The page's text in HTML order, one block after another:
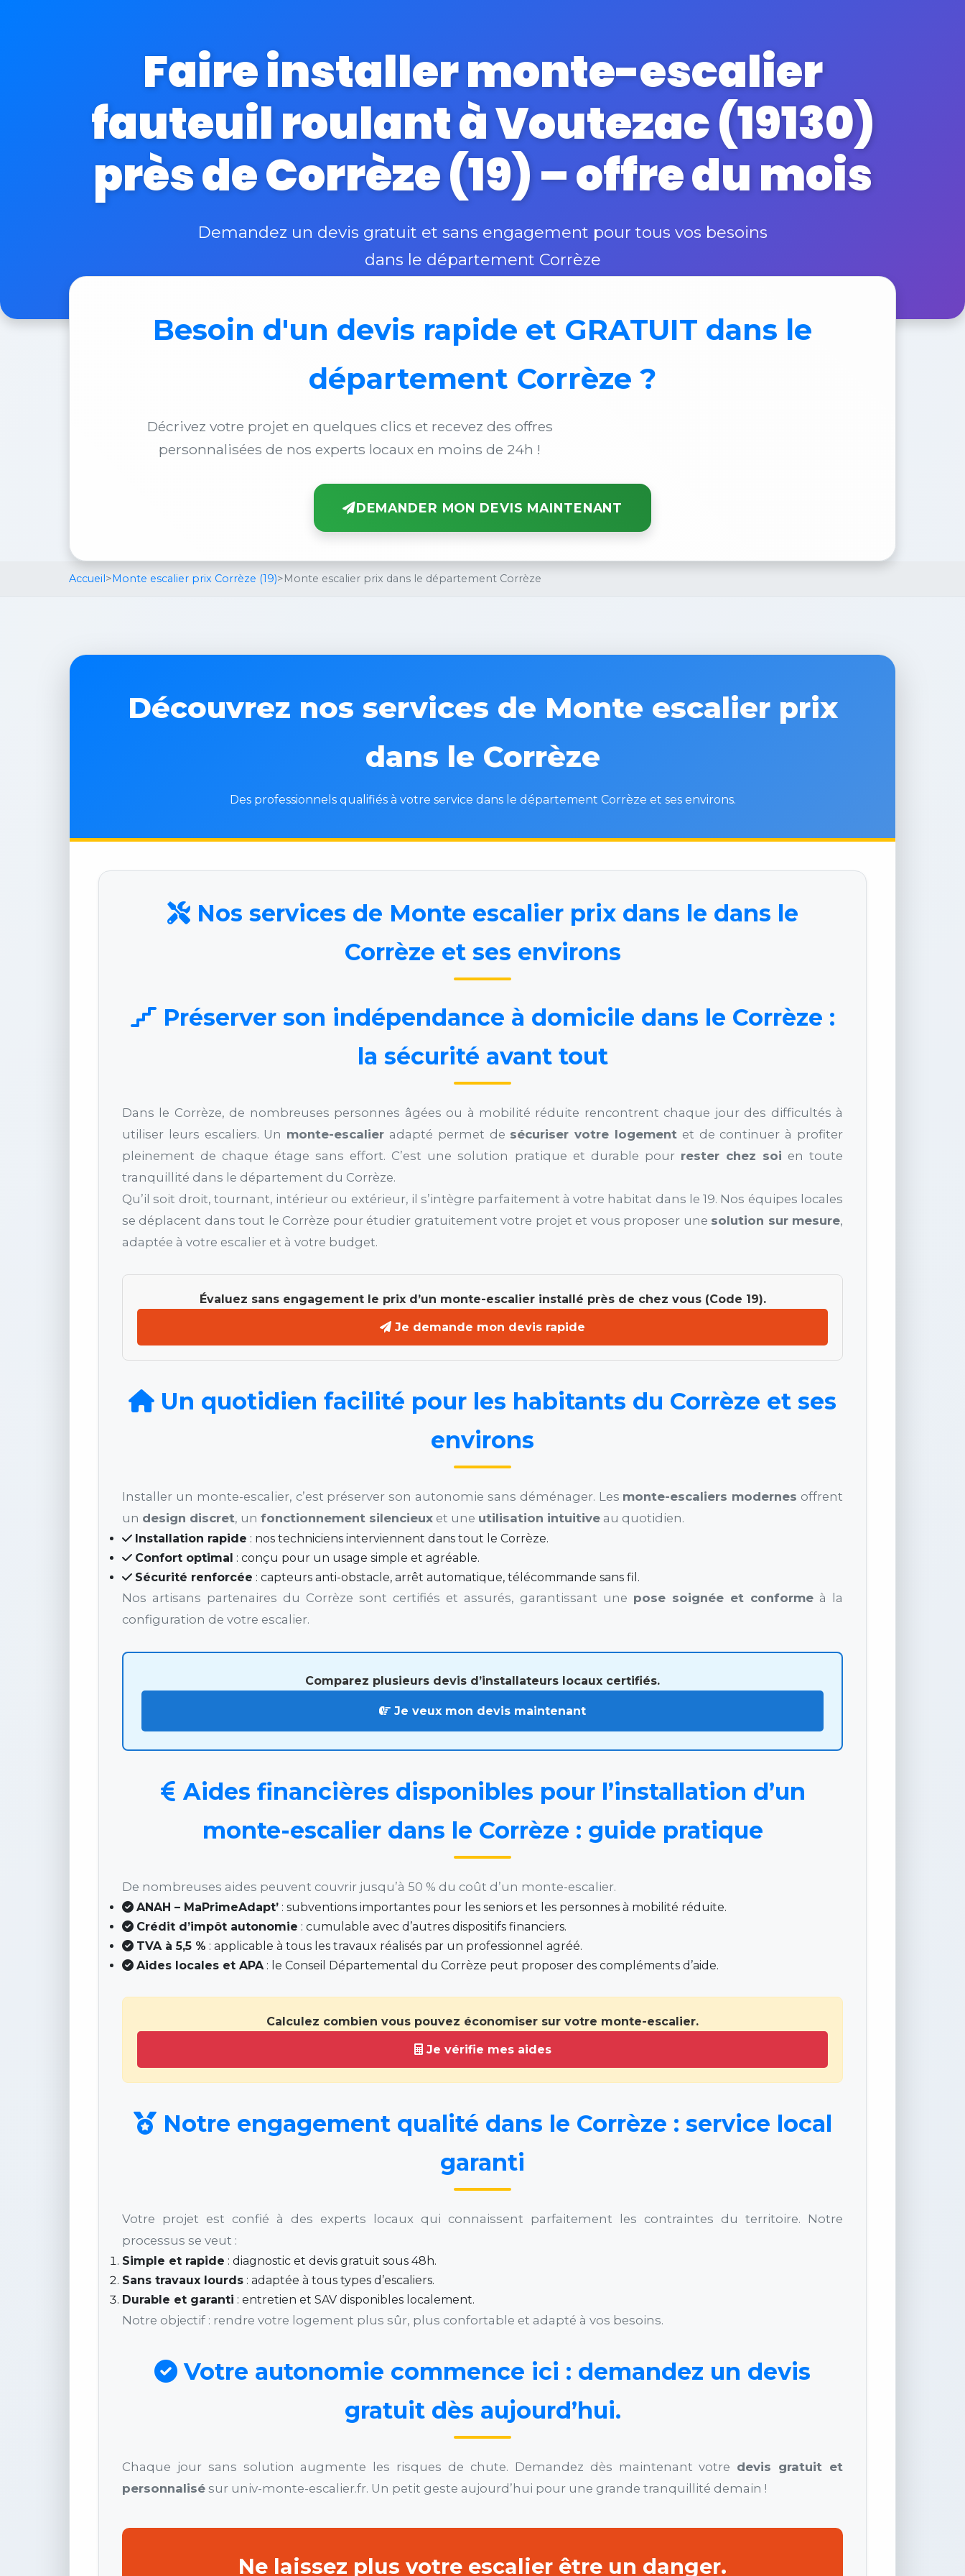
Faire installer monte-escalier
fauteuil roulant à Voutezac (19130)
près de Corrèze (19) – offre du mois
Demandez un devis gratuit et sans engagement pour tous vos besoins
dans le département Corrèze
Besoin d'un devis rapide et GRATUIT dans le
département Corrèze ?
Décrivez votre projet en quelques clics et recevez des offres
personnalisées de nos experts locaux en moins de 24h !
DEMANDER MON DEVIS MAINTENANT
Accueil > Monte escalier prix Corrèze (19)> Monte escalier prix dans le département Corrèze
Découvrez nos services de Monte escalier prix
dans le Corrèze
Des professionnels qualifiés à votre service dans le département Corrèze et ses environs.
Nos services de Monte escalier prix dans le dans le
Corrèze et ses environs
Préserver son indépendance à domicile dans le Corrèze :
la sécurité avant tout
Dans le Corrèze, de nombreuses personnes âgées ou à mobilité réduite rencontrent chaque jour des difficultés à
utiliser leurs escaliers. Un monte-escalier adapté permet de sécuriser votre logement et de continuer à profiter
pleinement de chaque étage sans effort. C’est une solution pratique et durable pour rester chez soi en toute
tranquillité dans le département du Corrèze.
Qu’il soit droit, tournant, intérieur ou extérieur, il s’intègre parfaitement à votre habitat dans le 19. Nos équipes locales
se déplacent dans tout le Corrèze pour étudier gratuitement votre projet et vous proposer une solution sur mesure,
adaptée à votre escalier et à votre budget.
Évaluez sans engagement le prix d’un monte-escalier installé près de chez vous (Code 19).
Je demande mon devis rapide
Un quotidien facilité pour les habitants du Corrèze et ses
environs
Installer un monte-escalier, c’est préserver son autonomie sans déménager. Les monte-escaliers modernes offrent
un design discret, un fonctionnement silencieux et une utilisation intuitive au quotidien.
Installation rapide : nos techniciens interviennent dans tout le Corrèze.
Confort optimal : conçu pour un usage simple et agréable.
Sécurité renforcée : capteurs anti-obstacle, arrêt automatique, télécommande sans fil.
Nos artisans partenaires du Corrèze sont certifiés et assurés, garantissant une pose soignée et conforme à la
configuration de votre escalier.
Comparez plusieurs devis d’installateurs locaux certifiés.
Je veux mon devis maintenant
Aides financières disponibles pour l’installation d’un
monte-escalier dans le Corrèze : guide pratique
De nombreuses aides peuvent couvrir jusqu’à 50 % du coût d’un monte-escalier.
ANAH – MaPrimeAdapt’ : subventions importantes pour les seniors et les personnes à mobilité réduite.
Crédit d’impôt autonomie : cumulable avec d’autres dispositifs financiers.
TVA à 5,5 % : applicable à tous les travaux réalisés par un professionnel agréé.
Aides locales et APA: le Conseil Départemental du Corrèze peut proposer des compléments d’aide.
Calculez combien vous pouvez économiser sur votre monte-escalier.
Je vérifie mes aides
Notre engagement qualité dans le Corrèze : service local
garanti
Votre projet est confié à des experts locaux qui connaissent parfaitement les contraintes du territoire. Notre
processus se veut :
Simple et rapide : diagnostic et devis gratuit sous 48h.
Sans travaux lourds : adaptée à tous types d’escaliers.
Durable et garanti : entretien et SAV disponibles localement.
Notre objectif : rendre votre logement plus sûr, plus confortable et adapté à vos besoins.
Votre autonomie commence ici : demandez un devis
gratuit dès aujourd’hui.
Chaque jour sans solution augmente les risques de chute. Demandez dès maintenant votre devis gratuit et
personnalisé sur univ-monte-escalier.fr. Un petit geste aujourd’hui pour une grande tranquillité demain !
Ne laissez plus votre escalier être un danger.